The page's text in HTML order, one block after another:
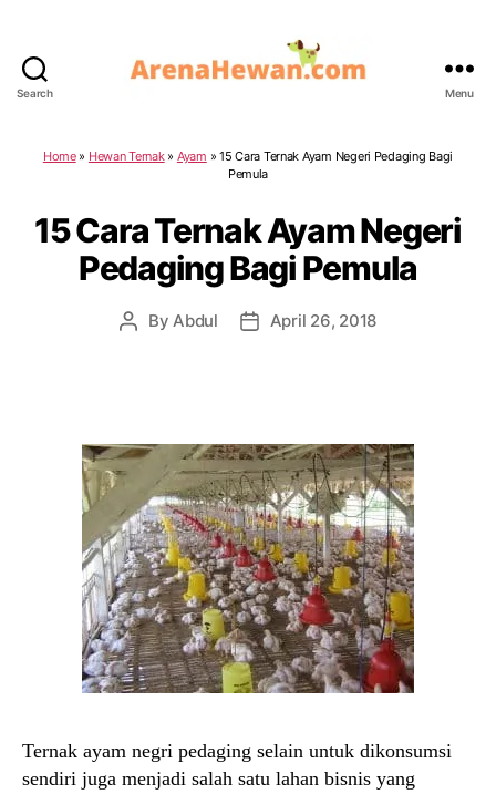
Search Menu
Home» Hewan Ternak» Ayam » 15 Cara Ternak Ayam Negeri Pedaging Bagi
Pemula
15 Cara Ternak Ayam Negeri
Pedaging Bagi Pemula
PostByAbdul
PostApril 26, 2018
Ternak ayam negri pedaging selain untuk dikonsumsi
sendiri juga menjadi salah satu lahan bisnis yang